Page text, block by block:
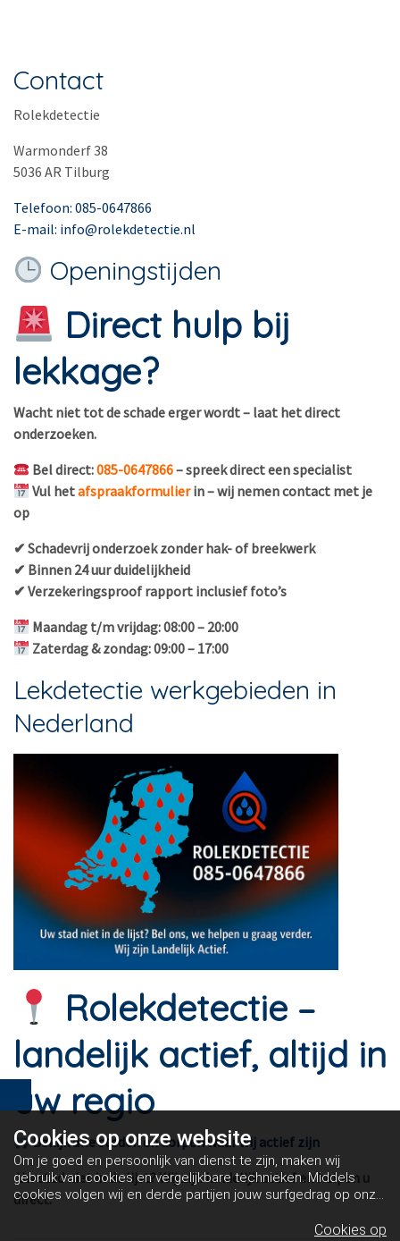
Contact
Rolekdetectie
Warmonderf 38
5036 AR Tilburg
Telefoon: 085-0647866
E-mail: info@rolekdetectie.nl
Openingstijden
Direct hulp bij
lekkage?
Wacht niet tot de schade erger wordt – laat het direct
onderzoeken.
Bel direct:085-0647866– spreek direct een specialist
Vul hetafspraakformulierin – wij nemen contact met je
op
✔ Schadevrij onderzoek zonder hak- of breekwerk
✔ Binnen 24 uur duidelijkheid
✔ Verzekeringsproof rapport inclusief foto’s
Maandag t/m vrijdag: 08:00 – 20:00
Zaterdag & zondag: 09:00 – 17:00
Lekdetectie werkgebieden in
Nederland
Rolekdetectie –
landelijk actief, altijd in
uw regio
Bekijk alle steden en dorpen waar wij actief zijn
Uw stad niet in de lijst? Wij zijn landelijk actief en helpen u
direct.
Cookies oponze website
Om je goed en persoonlijk van dienst te zijn, maken wij
gebruik van cookies en vergelijkbare technieken. Middels
cookies volgen wij en derde partijen jouw surfgedrag op onze
en dit maakt het voor jou mogelijk om informatie te delen via
Cookies op